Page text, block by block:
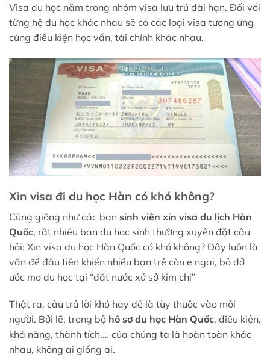
Visa du học nằm trong nhóm visa lưu trú dài hạn. Đối với
từng hệ du học khác nhau sẽ có các loại visa tương ứng
cùng điều kiện học vấn, tài chính khác nhau.
Xin visa đi du học Hàn có khó không?
Cũng giống như các bạn sinh viên xin visa du lịch Hàn
Quốc, rất nhiều bạn du học sinh thường xuyên đặt câu
hỏi: Xin visa du học Hàn Quốc có khó không? Đây luôn là
vấn đề đầu tiên khiến nhiều bạn trẻ còn e ngại, bỏ dở
ước mơ du học tại “đất nước xứ sở kim chi”
Thật ra, câu trả lời khó hay dễ là tùy thuộc vào mỗi
người. Bởi lẽ, trong bộ hồ sơ du học Hàn Quốc, điều kiện,
khả năng, thành tích,… của chúng ta là hoàn toàn khác
nhau, không ai giống ai.